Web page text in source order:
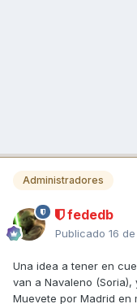
Administradores
fededb
Publicado 16
Una idea a tener en
van a Navaleno
Muevete por Madrid en